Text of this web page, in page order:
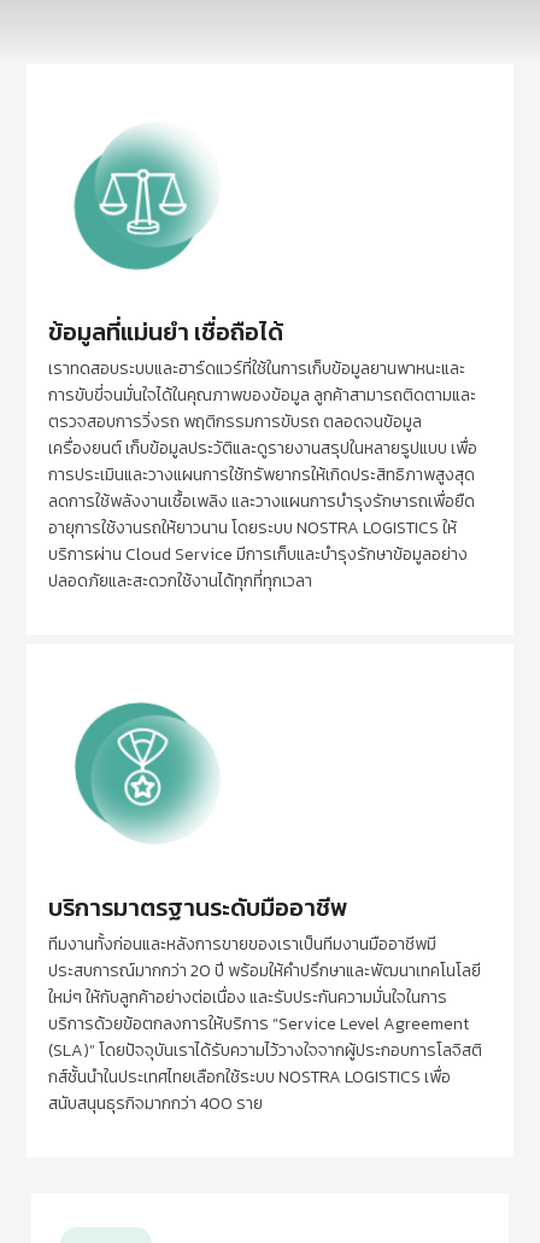
ข้อมูลที่แม่นยำ เชื่อถือได้
เราทดสอบระบบและฮาร์ดแวร์ที่ใช้ในการเก็บข้อมูลยานพาหนะและ
การขับขี่จนมั่นใจได้ในคุณภาพของข้อมูล ลูกค้าสามารถติดตามและ
ตรวจสอบการวิ่งรถ พฤติกรรมการขับรถ ตลอดจนข้อมูล
เครื่องยนต์ เก็บข้อมูลประวัติและดูรายงานสรุปในหลายรูปแบบ เพื่อ
การประเมินและวางแผนการใช้ทรัพยากรให้เกิดประสิทธิภาพสูงสุด
ลดการใช้พลังงานเชื้อเพลิง และวางแผนการบำรุงรักษารถเพื่อยืด
อายุการใช้งานรถให้ยาวนาน โดยระบบ NOSTRA LOGISTICS ให้
บริการผ่าน Cloud Service มีการเก็บและบำรุงรักษาข้อมูลอย่าง
ปลอดภัยและสะดวกใช้งานได้ทุกที่ทุกเวลา
บริการมาตรฐานระดับมืออาชีพ
ทีมงานทั้งก่อนและหลังการขายของเราเป็นทีมงานมืออาชีพมี
ประสบการณ์มากกว่า 20 ปี พร้อมให้คำปรึกษาและพัฒนาเทคโนโลยี
ใหม่ๆ ให้กับลูกค้าอย่างต่อเนื่อง และรับประกันความมั่นใจในการ
บริการด้วยข้อตกลงการให้บริการ “Service Level Agreement
(SLA)” โดยปัจจุบันเราได้รับความไว้วางใจจากผู้ประกอบการโลจิสติ
กส์ชั้นนำในประเทศไทยเลือกใช้ระบบ NOSTRA LOGISTICS เพื่อ
สนับสนุนธุรกิจมากกว่า 400 ราย